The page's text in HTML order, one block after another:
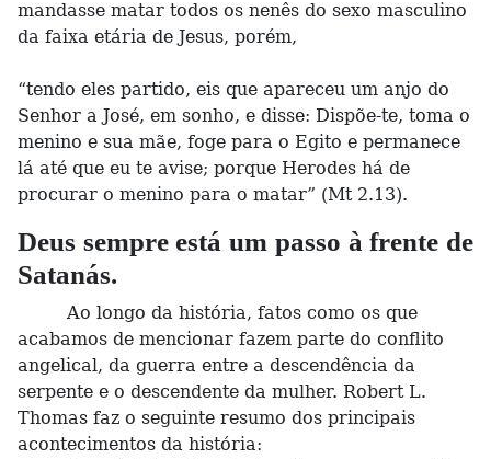
mandasse matar todos os nenês do sexo masculino
da faixa etária de Jesus, porém,
“tendo eles partido, eis que apareceu um anjo do
Senhor a José, em sonho, e disse: Dispõe-te, toma o
menino e sua mãe, foge para o Egito e permanece
lá até que eu te avise; porque Herodes há de
procurar o menino para o matar” (Mt 2.13).
Deus sempre está um passo à frente de
Satanás.
Ao longo da história, fatos como os que
acabamos de mencionar fazem parte do conflito
angelical, da guerra entre a descendência da
serpente e o descendente da mulher. Robert L.
Thomas faz o seguinte resumo dos principais
acontecimentos da história: